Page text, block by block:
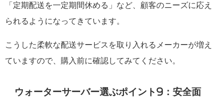
「定期配送を一定期間休める」など、顧客のニーズに応え
られるようになってきています。
こうした柔軟な配送サービスを取り入れるメーカーが増え
ていますので、購入前に確認してみてください。
ウォーターサーバー選ぶポイント9：安全面